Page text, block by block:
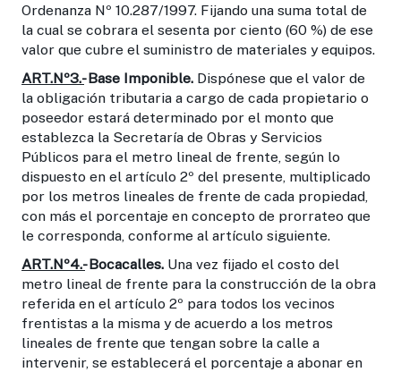
Ordenanza Nº 10.287/1997. Fijando una suma total de
la cual se cobrara el sesenta por ciento (60 %) de ese
valor que cubre el suministro de materiales y equipos.
ART.Nº3.-Base Imponible. Dispónese que el valor de
la obligación tributaria a cargo de cada propietario o
poseedor estará determinado por el monto que
establezca la Secretaría de Obras y Servicios
Públicos para el metro lineal de frente, según lo
dispuesto en el artículo 2º del presente, multiplicado
por los metros lineales de frente de cada propiedad,
con más el porcentaje en concepto de prorrateo que
le corresponda, conforme al artículo siguiente.
ART.Nº4.-Bocacalles. Una vez fijado el costo del
metro lineal de frente para la construcción de la obra
referida en el artículo 2º para todos los vecinos
frentistas a la misma y de acuerdo a los metros
lineales de frente que tengan sobre la calle a
intervenir, se establecerá el porcentaje a abonar en